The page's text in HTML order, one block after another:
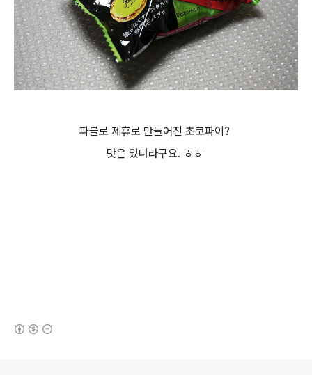
파블로 제휴로 만들어진 초코파이?
맛은 있더라구요. ㅎㅎ